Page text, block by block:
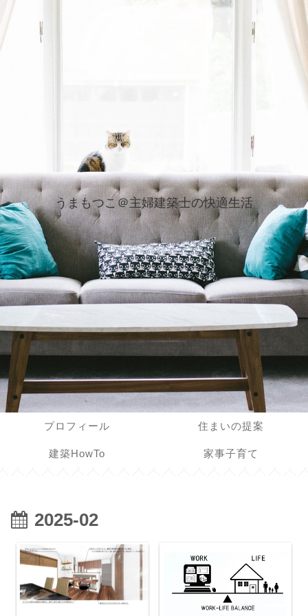
うまもつこ＠主婦建築士の快適生活
プロフィール 住まいの提案
建築HowTo 家事子育て
2025-02